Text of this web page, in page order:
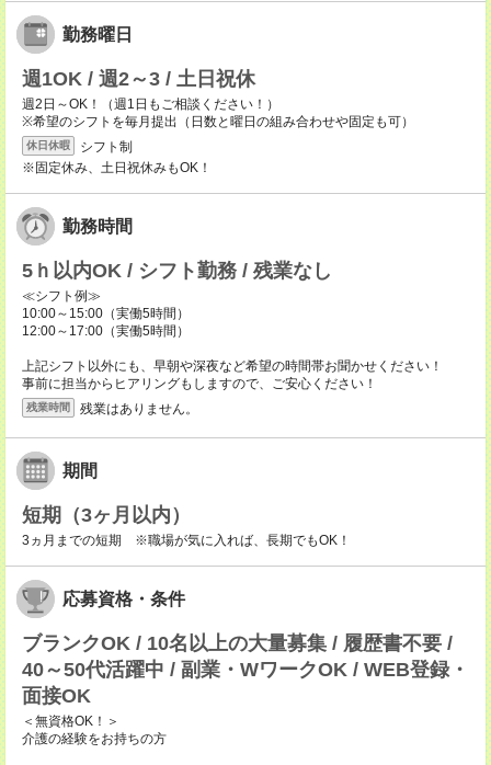
勤務曜日
週1OK / 週2～3 / 土日祝休
週2日～OK！（週1日もご相談ください！）
※希望のシフトを毎月提出（日数と曜日の組み合わせや固定も可）
休日休暇
シフト制
※固定休み、土日祝休みもOK！
勤務時間
5ｈ以内OK / シフト勤務 / 残業なし
≪シフト例≫
10:00～15:00（実働5時間）
12:00～17:00（実働5時間）
上記シフト以外にも、早朝や深夜など希望の時間帯お聞かせください！
事前に担当からヒアリングもしますので、ご安心ください！
残業時間 残業はありません。
期間
短期（3ヶ月以内）
3ヵ月までの短期 ※職場が気に入れば、長期でもOK！
応募資格・条件
ブランクOK / 10名以上の大量募集 / 履歴書不要 /
40～50代活躍中 / 副業・WワークOK / WEB登録・
面接OK
＜無資格OK！＞
介護の経験をお持ちの方